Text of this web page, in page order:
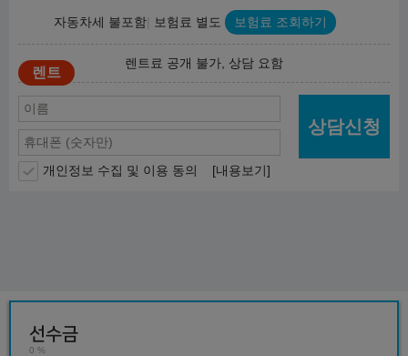
자동차세 불포함 보험료 별도 보험료 조회하기
렌트료 공개 불가, 상담 요함
개인정보 수집 및 이용 동의 [내용보기]
상담신청
선수금
0 %